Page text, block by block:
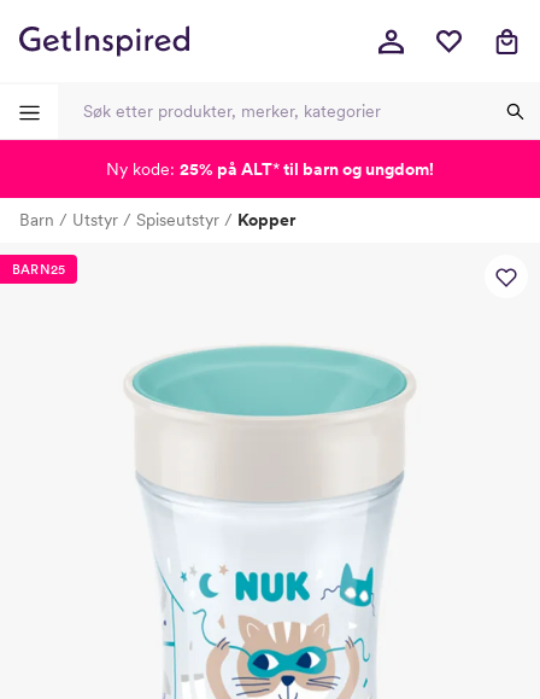
Barn Utstyr Spiseutstyr Kopper
BARN25
Ny kode: 25% på ALT*til barn og ungdom!
-
-
-
-